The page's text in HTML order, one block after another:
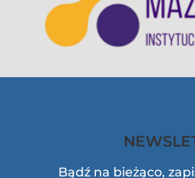
Bądź na bieżąco,